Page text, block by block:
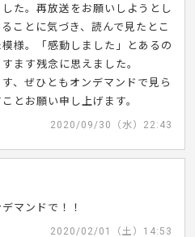
た。再放送をお願いしようとし
ことに気づき、読んで見たとこ
様。「感動しました」とあるの
ます残念に思えました。
、ぜひともオンデマンドで見ら
とお願い申し上げます。
2020/09/30（水）22:43
マンドで！！
2020/02/01（土）14:53